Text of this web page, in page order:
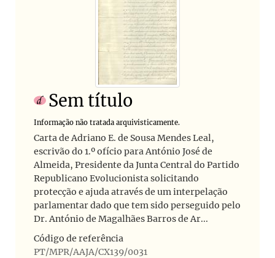
Sem título
Informação não tratada arquivisticamente.
Carta de Adriano E. de Sousa Mendes Leal,
escrivão do 1.º ofício para António José de
Almeida, Presidente da Junta Central do Partido
Republicano Evolucionista solicitando
protecção e ajuda através de um interpelação
parlamentar dado que tem sido perseguido pelo
Dr. António de Magalhães Barros de Ar...
Código de referência
PT/MPR/AAJA/CX139/0031